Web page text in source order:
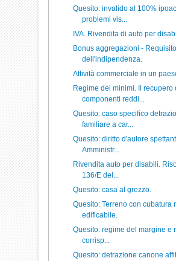
Quesito: invalido al 100%
problemi vis...
IVA. Rivendita di auto per
Bonus aggregazioni - Requisito
dell'indipendenza.
Attività commerciale in un
Regime dei minimi. Il recupero
componenti reddi...
Quesito: caso specifico
familiare a car...
Quesito: diritto d'autore
Amministr...
Rivendita auto per disabili.
136/E del...
Quesito: casa al grezzo.
Quesito: Terreno con cubatura
edificabile.
Quesito: regime del margine e
corrisp...
Quesito: detrazione canone